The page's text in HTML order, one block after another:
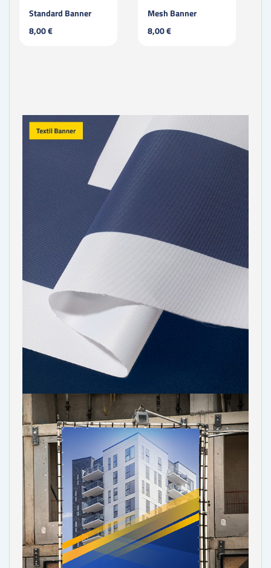
Standard Banner
8,00 €
Mesh Banner
8,00 €